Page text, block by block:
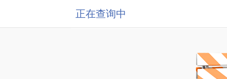
正在查询中